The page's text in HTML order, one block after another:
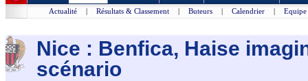
Actualité | Résultats & Classement | Buteurs | Calendrier | Equipe
Nice : Benfica, Haise
scénario